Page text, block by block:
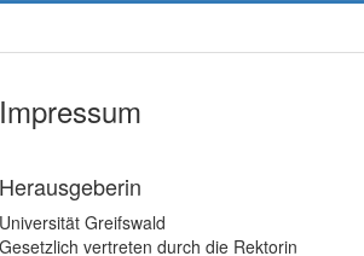
Impressum
Herausgeberin
Universität Greifswald
Gesetzlich vertreten durch die Rektorin